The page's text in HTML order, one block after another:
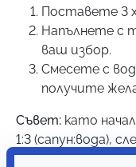
Поставете 3
Напълнете с
ваш избор.
Смесете с
получите
Съвет: като
1:3 (сапун:вода),
предпочитанията